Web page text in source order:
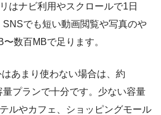
はナビ利用やスクロールで1日
でも短い動画閲覧や写真のや
数百MBで足ります。
あまり使わない場合は、約
プランで十分です。少ない容量
ルやカフェ、ショッピングモール